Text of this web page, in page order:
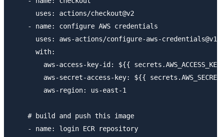
      uses: actions/checkout@v2
    - name: configure AWS credentials
      uses: aws-actions/configure-aws-credentials@v1
      with:
aws-access-key-id: ${{
aws-secret-access-key: ${{
        aws-region: us-east-1
    # build and push this image
    - name: login ECR repository